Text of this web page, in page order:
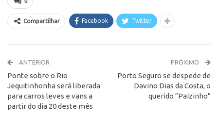
Compartilhar Facebook Twitter
ANTERIOR
Ponte sobre o Rio
Jequitinhonha será liberada
para carros leves e vans a
partir do dia 20 deste mês
PRÓXIMO
Porto Seguro se despede de
Davino Dias da Costa, o
querido “Paizinho”